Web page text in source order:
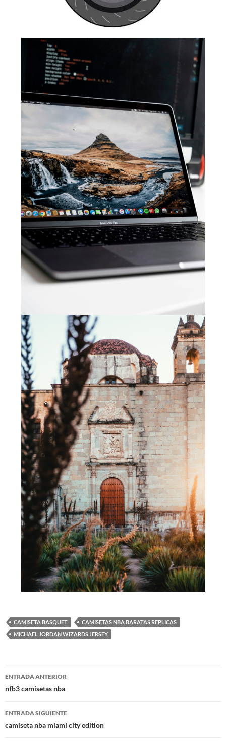
CAMISETA BASQUET
CAMISETAS NBA BARATAS REPLICAS
MICHAEL JORDAN WIZARDS JERSEY
Navegación
de
entradas
ENTRADA ANTERIOR
nfb3 camisetas nba
ENTRADA SIGUIENTE
camiseta nba miami city edition